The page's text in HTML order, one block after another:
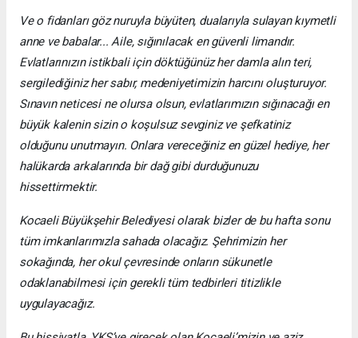
Ve o fidanları göz nuruyla büyüten, dualarıyla sulayan kıymetli
anne ve babalar... Aile, sığınılacak en güvenli limandır.
Evlatlarınızın istikbali için döktüğünüz her damla alın teri,
sergilediğiniz her sabır, medeniyetimizin harcını oluşturuyor.
Sınavın neticesi ne olursa olsun, evlatlarımızın sığınacağı en
büyük kalenin sizin o koşulsuz sevginiz ve şefkatiniz
olduğunu unutmayın. Onlara vereceğiniz en güzel hediye, her
halükarda arkalarında bir dağ gibi durduğunuzu
hissettirmektir.
Kocaeli Büyükşehir Belediyesi olarak bizler de bu hafta sonu
tüm imkanlarımızla sahada olacağız. Şehrimizin her
sokağında, her okul çevresinde onların sükunetle
odaklanabilmesi için gerekli tüm tedbirleri titizlikle
uygulayacağız.